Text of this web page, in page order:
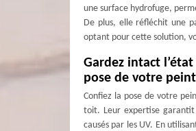
une surface hydrofuge,
De plus, elle réfléchit une
optant pour cette solution,
Gardez intact
pose de votre
Confiez la pose de votre
toit. Leur expertise
causés par les UV. En